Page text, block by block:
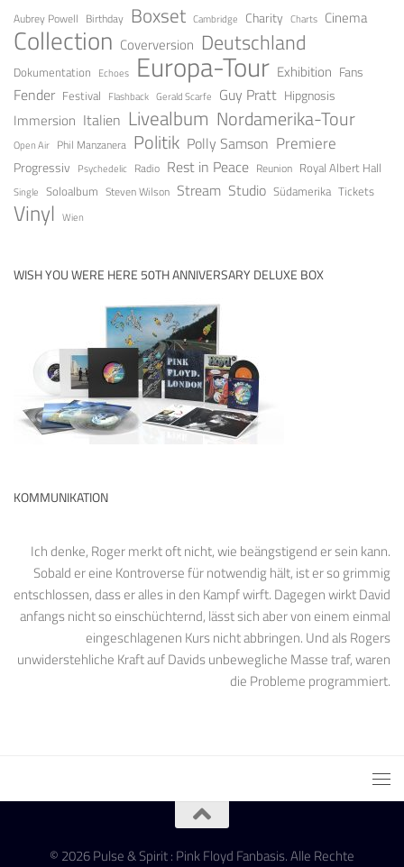
Aubrey Powell Birthday Boxset Cambridge Charity Charts Cinema
Collection Coverversion Deutschland
Dokumentation Echoes Europa-Tour Exhibition Fans
Fender Festival Flashback Gerald Scarfe Guy Pratt Hipgnosis
Immersion Italien Livealbum Nordamerika-Tour
Open Air Phil Manzanera Politik Polly Samson Premiere
Progressiv Psychedelic Radio Rest in Peace Reunion Royal Albert Hall
Single Soloalbum Steven Wilson Stream Studio Südamerika Tickets
Vinyl Wien
WISH YOU WERE HERE 50TH ANNIVERSARY DELUXE BOX
KOMMUNIKATION
Ich denke, Roger merkt oft nicht, wie beängstigend er sein kann.
Sobald er eine Kontroverse für notwendig hält, ist er so grimmig
entschlossen, dass er alles in den Kampf wirft. Dagegen wirkt David
anfangs nicht so einschüchternd, lässt sich aber von einem einmal
eingeschlagenen Kurs nicht abbringen. Und als Rogers
unwiderstehliche Kraft auf Davids unbewegliche Masse traf, waren
die Probleme programmiert.
© 2026 Pulse & Spirit : Pink Floyd Fanbasis. Alle Rechte